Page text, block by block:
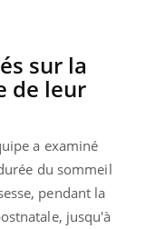
sur la
de leur
a examiné
du sommeil
pendant la
jusqu'à